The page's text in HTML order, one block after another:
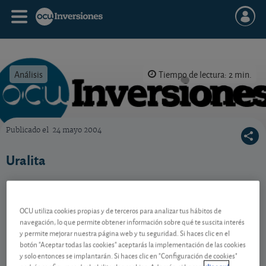
Análisis Tiempo de lectura: 2 min.
Publicado el 24 mayo 2004
Uralita
Contenido reservado a SOCIOS
Gestiona tu dinero con visión
OCU utiliza cookies propias y de terceros para analizar tus hábitos de
navegación, lo que permite obtener información sobre qué te suscita interés
y permite mejorar nuestra página web y tu seguridad. Si haces clic en el
botón "Aceptar todas las cookies" aceptarás la implementación de las cookies
y solo entonces se implantarán. Si haces clic en "Configuración de cookies"